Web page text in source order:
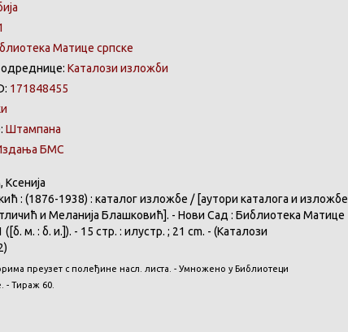
Матице српске
Каталози изложби
171848455
Штампана
БМС
: (1876-1938) : каталог изложбе / [аутори каталога и изложбе
и Меланија Блашковић]. - Нови Сад : Библиотека Матице
([б. м. : б. и.]). - 15 стр. : илустр. ; 21 cm. - (Каталози
преузет с полеђине насл. листа. - Умножено у Библиотеци
- Тираж 60.